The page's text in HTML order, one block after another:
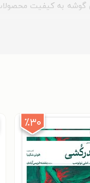
گوشه به کیفیت
است؟
و همچنین صداپیشگی
اثرژان تولی،
٪۳۰